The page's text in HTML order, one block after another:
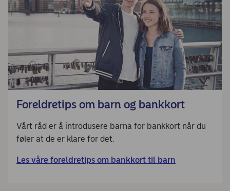
Foreldretips om barn og bankkort
Vårt råd er å introdusere barna for bankkort når du
føler at de er klare for det.
Les våre foreldretips om bankkort til barn